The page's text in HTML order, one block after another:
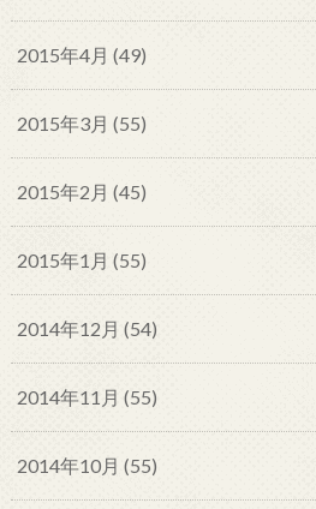
2015年4月 (49)
2015年3月 (55)
2015年2月 (45)
2015年1月 (55)
2014年12月 (54)
2014年11月 (55)
2014年10月 (55)